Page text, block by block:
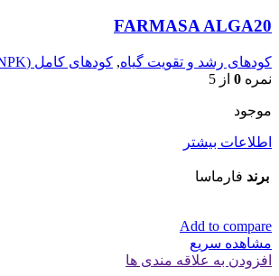
FARMASA ALGA20
کودهای رشد و تقویت گیاه, کودهای کامل (NPK) مایع
نمره 0 از 5
موجود
اطلاعات بیشتر
برند فارماسا
Add to compare
مشاهده سریع
افزودن به علاقه مندی ها